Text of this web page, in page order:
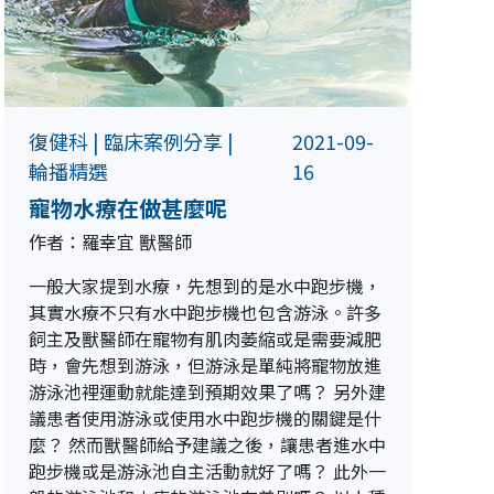
復健科| 臨床案例分享 |
輪播精選
2021-09-
16
寵物水療在做甚麼呢
作者：羅幸宜 獸醫師
一般大家提到水療，先想到的是水中跑步機，
其實水療不只有水中跑步機也包含游泳。許多
飼主及獸醫師在寵物有肌肉萎縮或是需要減肥
時，會先想到游泳，但游泳是單純將寵物放進
游泳池裡運動就能達到預期效果了嗎？ 另外建
議患者使用游泳或使用水中跑步機的關鍵是什
麼？ 然而獸醫師給予建議之後，讓患者進水中
跑步機或是游泳池自主活動就好了嗎？ 此外一